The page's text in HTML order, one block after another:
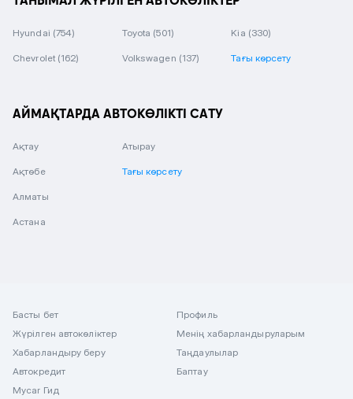
Hyundai (754) Toyota (501) Kia (330)
Chevrolet (162) Volkswagen (137) Тағы көрсету
АЙМАҚТАРДА АВТОКӨЛІКТІ САТУ
Ақтау
Ақтөбе
Алматы
Астана
Атырау
Тағы көрсету
Басты бет
Жүрілген автокөліктер
Хабарландыру беру
Автокредит
Mycar Гид
Профиль
Менің хабарландыруларым
Таңдаулылар
Баптау